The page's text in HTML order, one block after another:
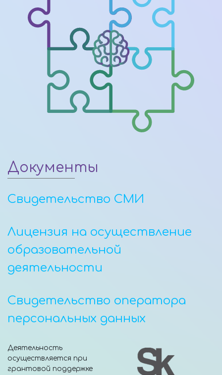
Документы
Свидетельство СМИ
Лицензия на осуществление
образовательной
деятельности
Свидетельство оператора
персональных данных
Деятельность
осуществляется при
грантовой поддержке